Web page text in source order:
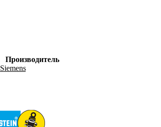
Производитель
Siemens